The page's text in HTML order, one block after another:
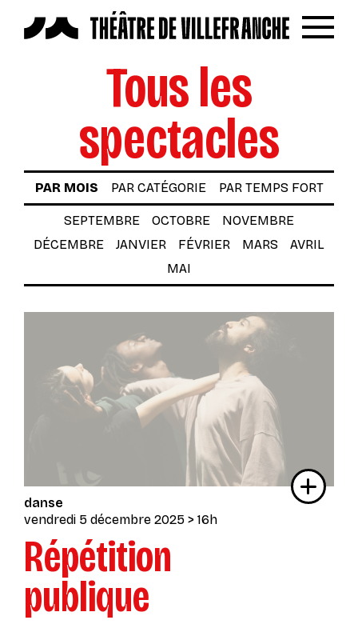
Menu
LES SPECTACLES
AUTOUR DES SPECTACLES
LE THÉÂTRE
ACTUALITÉS
BILLETTERIE
VOTRE VENUE AU THÉÂTRE
Billetterie
Tous les
spectacles
PAR MOIS PAR CATÉGORIE PAR TEMPS FORT
SEPTEMBRE OCTOBRE
NOVEMBRE
DÉCEMBRE
JANVIER FÉVRIER MARS
AVRIL
MAI
danse
vendredi 5 décembre 2025 > 16h
Répétition
publique